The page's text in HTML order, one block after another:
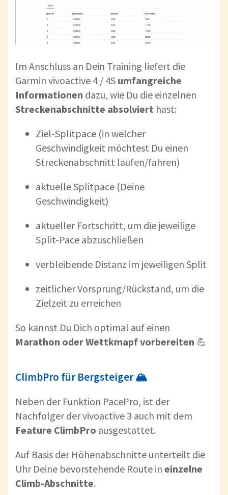
Im Anschluss an Dein Training liefert die
Garmin vivoactive 4 / 4S umfangreiche
Informationen dazu, wie Du die einzelnen
Streckenabschnitte absolviert hast:
Ziel-Splitpace (in welcher
Geschwindigkeit möchtest Du einen
Streckenabschnitt laufen/fahren)
aktuelle Splitpace (Deine
Geschwindigkeit)
aktueller Fortschritt, um die jeweilige
Split-Pace abzuschließen
verbleibende Distanz im jeweiligen Split
zeitlicher Vorsprung/Rückstand, um die
Zielzeit zu erreichen
So kannst Du Dich optimal auf einen
Marathon oder Wettkmapf vorbereiten 💪
ClimbPro für Bergsteiger 🏔
Neben der Funktion PacePro, ist der
Nachfolger der vivoactive 3 auch mit dem
Feature ClimbPro ausgestattet.
Auf Basis der Höhenabschnitte unterteilt die
Uhr Deine bevorstehende Route in einzelne
Climb-Abschnitte.